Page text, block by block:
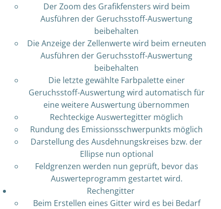
Der Zoom des Grafikfensters wird beim
Ausführen der Geruchsstoff-Auswertung
beibehalten
Die Anzeige der Zellenwerte wird beim erneuten
Ausführen der Geruchsstoff-Auswertung
beibehalten
Die letzte gewählte Farbpalette einer
Geruchsstoff-Auswertung wird automatisch für
eine weitere Auswertung übernommen
Rechteckige Auswertegitter möglich
Rundung des Emissionsschwerpunkts möglich
Darstellung des Ausdehnungskreises bzw. der
Ellipse nun optional
Feldgrenzen werden nun geprüft, bevor das
Auswerteprogramm gestartet wird.
Rechengitter
Beim Erstellen eines Gitter wird es bei Bedarf